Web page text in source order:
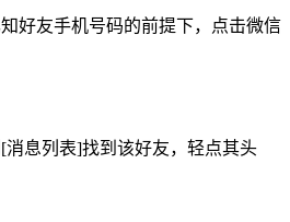
好友手机号码的前提下，点击微信
息列表]找到该好友，轻点其头